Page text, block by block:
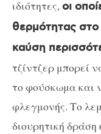
ιδιότητες,οι
θερμότητας
καύση
τζίντζερ μπορεί
το φούσκωμα και
φλεγμονής. Το
διουρητική